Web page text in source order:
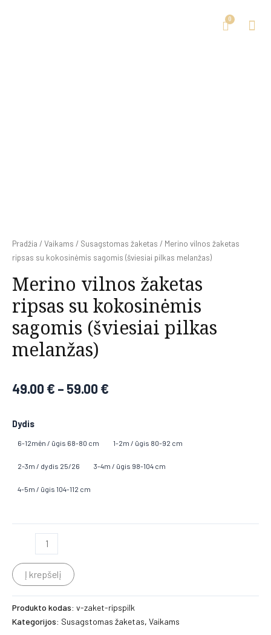
Pradžia /Vaikams / Susagstomas žaketas / Merino vilnos žaketas
ripsas su kokosinėmis sagomis (šviesiai pilkas melanžas)
Merino vilnos žaketas
ripsas su kokosinėmis
sagomis (šviesiai pilkas
melanžas)
49.00€ – 59.00€
Dydis
6-12mėn / ūgis 68-80 cm 1-2m / ūgis 80-92 cm
2-3m / dydis 25/26 3-4m / ūgis 98-104 cm
4-5m / ūgis 104-112 cm
Į krepšelį
Produkto kodas: v-zaket-ripspilk
Kategorijos: Susagstomas žaketas, Vaikams